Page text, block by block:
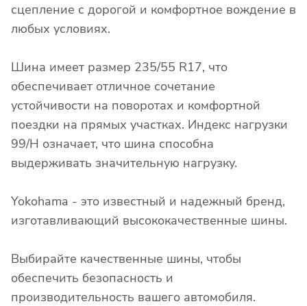
сцепление с дорогой и комфортное вождение в
любых условиях.
Шина имеет размер 235/55 R17, что
обеспечивает отличное сочетание
устойчивости на поворотах и комфортной
поездки на прямых участках. Индекс нагрузки
99/H означает, что шина способна
выдерживать значительную нагрузку.
Yokohama - это известный и надежный бренд,
изготавливающий высококачественные шины.
Выбирайте качественные шины, чтобы
обеспечить безопасность и
производительность вашего автомобиля.